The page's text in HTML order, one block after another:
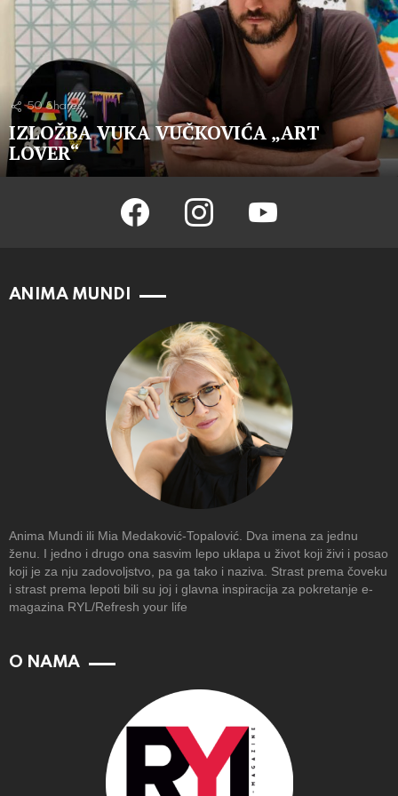
50 Shares
IZLOŽBA VUKA VUČKOVIĆA „ART
LOVER“
facebook instagram youtube
ANIMA MUNDI
Anima Mundi ili Mia Medaković-Topalović. Dva imena za jednu
ženu. I jedno i drugo ona sasvim lepo uklapa u život koji živi i posao
koji je za nju zadovoljstvo, pa ga tako i naziva. Strast prema čoveku
i strast prema lepoti bili su joj i glavna inspiracija za pokretanje e-
magazina RYL/Refresh your life
O NAMA